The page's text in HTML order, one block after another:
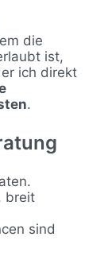
die
ist,
ich direkt
.
breit
sind